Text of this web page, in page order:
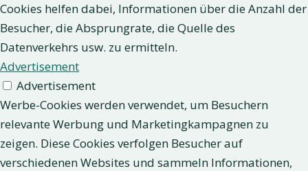
Cookies helfen dabei, Informationen über die Anzahl der
Besucher, die Absprungrate, die Quelle des
Datenverkehrs usw. zu ermitteln.
Advertisement
Advertisement
Werbe-Cookies werden verwendet, um Besuchern
relevante Werbung und Marketingkampagnen zu
zeigen. Diese Cookies verfolgen Besucher auf
verschiedenen Websites und sammeln Informationen,